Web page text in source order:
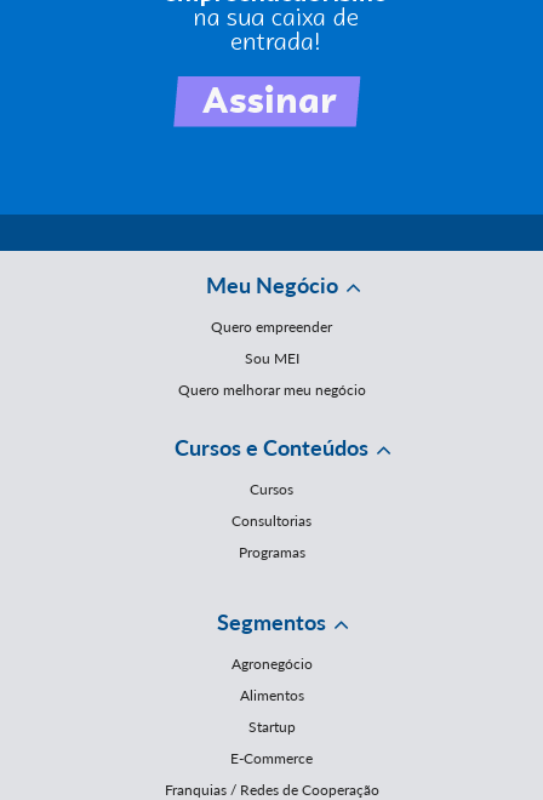
Meu Negócio
Quero empreender
Sou MEI
Quero melhorar meu negócio
Cursos e Conteúdos
Cursos
Consultorias
Programas
Segmentos
Agronegócio
Alimentos
Startup
E-Commerce
Franquias / Redes de Cooperação